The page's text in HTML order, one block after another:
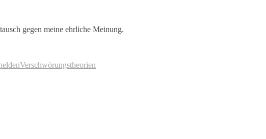
gegen meine ehrliche Meinung.
Verschwörungstheorien